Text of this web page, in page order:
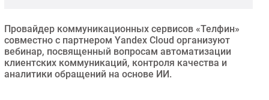
Инновации
CIO/Управление ИТ
Гаджеты
Провайдер коммуникационных сервисов «Телфин»
совместно с партнером Yandex Cloud организуют
вебинар, посвященный вопросам автоматизации
клиентских коммуникаций, контроля качества и
аналитики обращений на основе ИИ.